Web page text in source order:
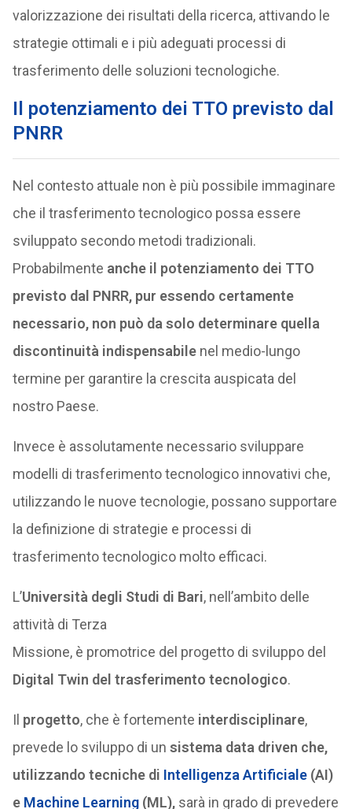
valorizzazione dei risultati della ricerca, attivando le
strategie ottimali e i più adeguati processi di
trasferimento delle soluzioni tecnologiche.
Il potenziamento dei TTO previsto dal
PNRR
Nel contesto attuale non è più possibile immaginare
che il trasferimento tecnologico possa essere
sviluppato secondo metodi tradizionali.
Probabilmente anche il potenziamento dei TTO
previsto dal PNRR, pur essendo certamente
necessario, non può da solo determinare quella
discontinuità indispensabilenel medio-lungo
termine per garantire la crescita auspicata del
nostro Paese.
Invece è assolutamente necessario sviluppare
modelli di trasferimento tecnologico innovativi che,
utilizzando le nuove tecnologie, possano supportare
la definizione di strategie e processi di
trasferimento tecnologico molto efficaci.
L’Università degli Studi di Bari, nell’ambito delle
attività di Terza
Missione, è promotrice del progetto di sviluppo del
Digital Twin del trasferimento tecnologico.
Il progetto, che è fortemente interdisciplinare,
prevede lo sviluppo di un sistema data driven che,
utilizzando tecniche di Intelligenza Artificiale(AI)
e Machine Learning(ML),sarà in grado di prevedere